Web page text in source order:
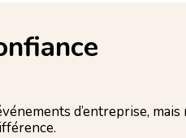
d’entreprise,